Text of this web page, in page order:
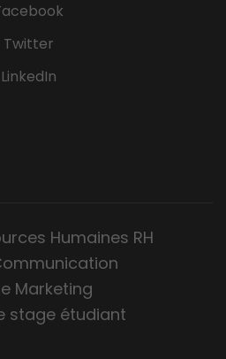
Twitter
LinkedIn
Humaines RH
Marketing
stage étudiant